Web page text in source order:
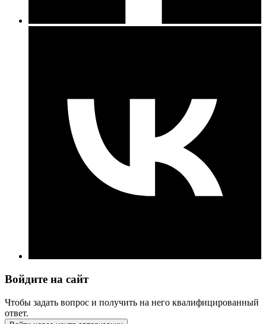
Войдите на сайт
Чтобы задать вопрос и получить на него квалифицированный
ответ.